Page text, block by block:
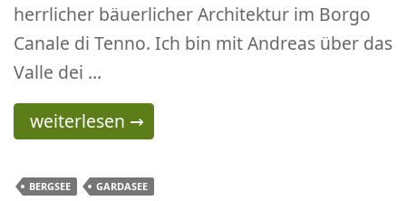
herrlicher bäuerlicher Architektur im Borgo
Canale di Tenno. Ich bin mit Andreas über das
Valle dei …
Postkarten-Wanderung am Gardasee:
weiterlesen →
BERGSEE GARDASEE